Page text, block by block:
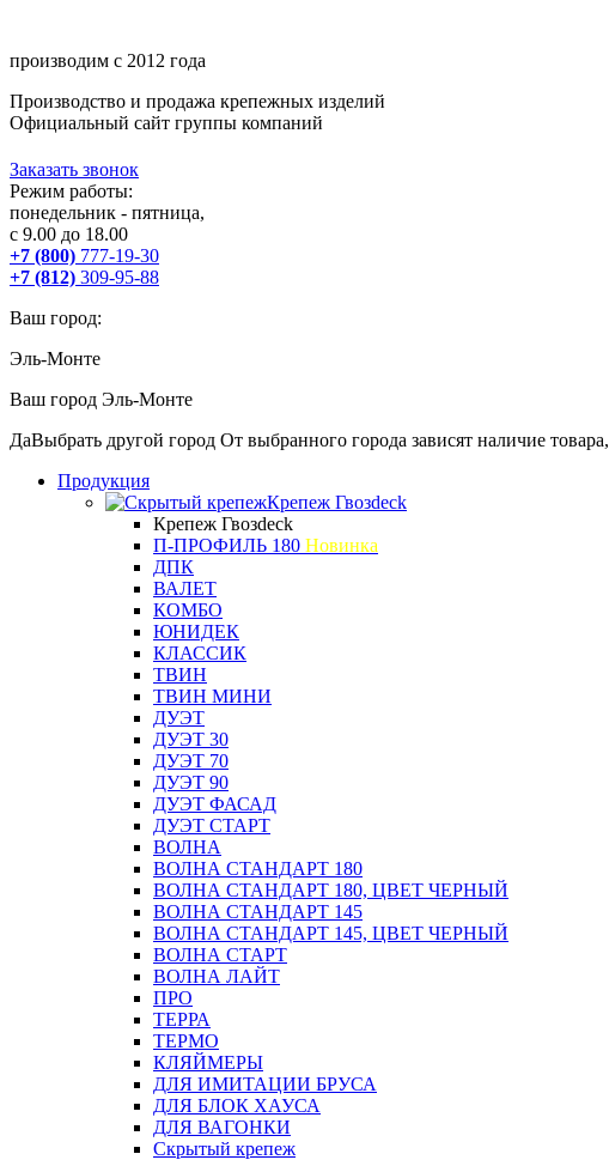
производим с 2012 года
Производство и продажа крепежных изделий
Официальный сайт группы компаний
Заказать звонок
Режим работы:
понедельник - пятница,
с 9.00 до 18.00
+7 (800) 777-19-30
+7 (812) 309-95-88
Ваш город:
Эль-Монте
Ваш город Эль-Монте
ДаВыбрать другой город От выбранного города зависят наличие
Продукция
Крепеж Гвозdeck
Крепеж Гвозdeck
П-ПРОФИЛЬ 180 Новинка
ДПК
ВАЛЕТ
КОМБО
ЮНИДЕК
КЛАССИК
ТВИН
ТВИН МИНИ
ДУЭТ
ДУЭТ 30
ДУЭТ 70
ДУЭТ 90
ДУЭТ ФАСАД
ДУЭТ СТАРТ
ВОЛНА
ВОЛНА СТАНДАРТ 180
ВОЛНА СТАНДАРТ 180, ЦВЕТ ЧЕРНЫЙ
ВОЛНА СТАНДАРТ 145
ВОЛНА СТАНДАРТ 145, ЦВЕТ ЧЕРНЫЙ
ВОЛНА СТАРТ
ВОЛНА ЛАЙТ
ПРО
ТЕРРА
ТЕРМО
КЛЯЙМЕРЫ
ДЛЯ ИМИТАЦИИ БРУСА
ДЛЯ БЛОК ХАУСА
ДЛЯ ВАГОНКИ
Скрытый крепеж